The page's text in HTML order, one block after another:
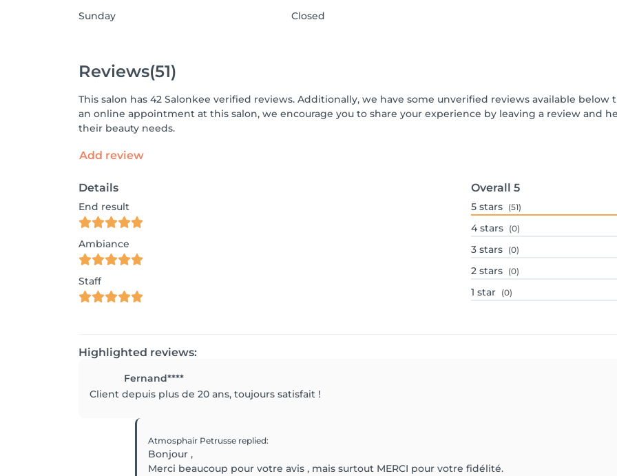
Sunday
Closed
Reviews(51)
This salon has 42 Salonkee verified reviews. Additionally, we have some unverified reviews available
an online appointment at this salon, we encourage you to share your experience by leaving a review and
their beauty needs.
Add review
Details
End result
Ambiance
Staff
Overall 5
5 stars (51)
4 stars (0)
3 stars (0)
2 stars (0)
1 star (0)
Highlighted reviews:
Fernand****
Client depuis plus de 20 ans, toujours satisfait !
Atmosphair Petrusse replied:
Bonjour ,
Merci beaucoup pour votre avis , mais surtout MERCI pour votre fidélité.